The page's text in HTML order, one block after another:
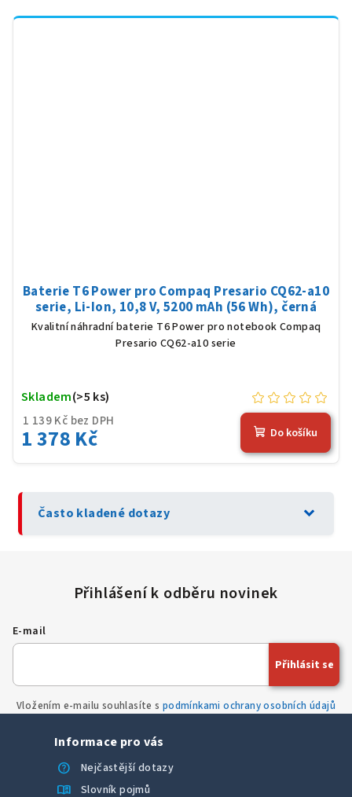
Baterie T6 Power pro Compaq Presario CQ62-a10
serie, Li-Ion, 10,8 V, 5200 mAh (56 Wh), černá
Kvalitní náhradní baterie T6 Power pro notebook Compaq
Presario CQ62-a10 serie
1 139 Kč bez DPH
1 378 Kč
Skladem(>5 ks)
Do košíku
Často kladené dotazy expand_more
E-mail
Vložením e-mailu souhlasíte s podmínkami ochrany osobních údajů
Přihlásit se
Informace pro vás
help
Nejčastější dotazy
menu_book Slovník pojmů